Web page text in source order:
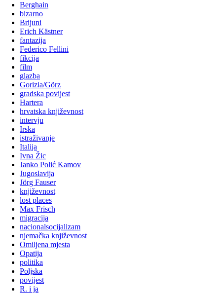
Berghain
bizarno
Brijuni
Erich Kästner
fantazija
Federico Fellini
fikcija
film
glazba
Gorizia/Görz
gradska povijest
Hartera
hrvatska književnost
intervju
Irska
istraživanje
Italija
Ivna Žic
Janko Polić Kamov
Jugoslavija
Jörg Fauser
književnost
lost places
Max Frisch
migracija
nacionalsocijalizam
njemačka književnost
Omiljena mjesta
Opatija
politika
Poljska
povijest
R. i ja